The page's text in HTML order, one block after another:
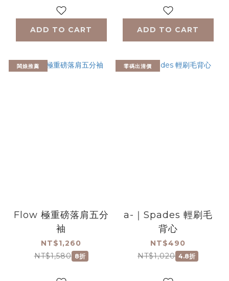
ADD TO CART ADD TO CART
闆娘推薦
Flow 極重磅落肩五分
袖
NT$1,260
NT$1,580 8折
零碼出清價
a-｜Spades 輕刷毛
背心
NT$490
NT$1,020 4.8折